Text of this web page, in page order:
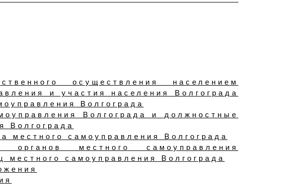
осуществления населением
и участия населения Волгограда
Волгограда
Волгограда и должностные
Волгограда
местного самоуправления Волгограда
органов местного самоуправления
самоуправления Волгограда